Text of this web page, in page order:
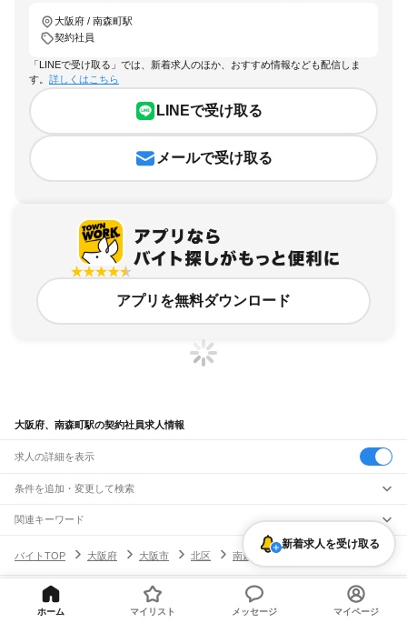
大阪府 / 南森町駅
契約社員
「LINEで受け取る」では、新着求人のほか、おすすめ情報なども配信しま
す。 詳しくはこちら
LINEで受け取る
メールで受け取る
アプリを無料ダウンロード
大阪府、南森町駅の契約社員求人情報
求人の詳細を表示
条件を追加・変更して検索
市区町村を追加・変更
大阪府すべて
大阪市すべて
都島区
西区港区 浪速区 東淀川区東成区
生野区
阿倍野区 西成区
住之江区
駅を追加・変更
JR京都線
島本駅高槻駅 JR総持寺駅 千里丘駅岸辺駅
東淀川駅
新大阪駅
飲食・フードサービス
すべて
特徴を追加・変更
関連キーワード
現在地周辺 ガチャガチャ犬カフェ
バイトTOP
大阪府 大阪市 北区 南森町駅
新着求人を受け取る
ヘルプ・お問い合わせ サイトマップ
利用規約・プライバシーポリシー
ホーム マイリスト メッセージ マイページ